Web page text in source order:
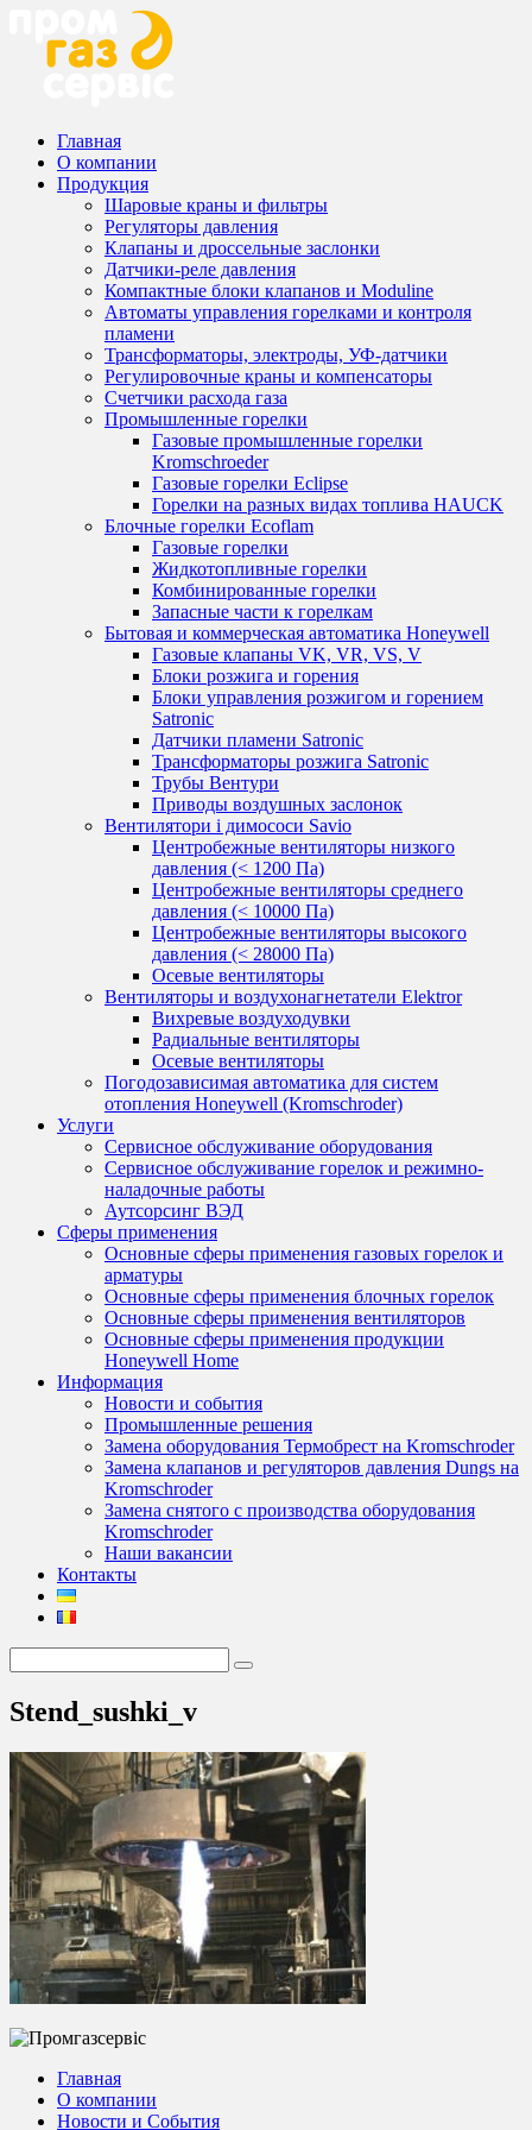
Главная
О компании
Продукция
Шаровые краны и фильтры
Регуляторы давления
Клапаны и дроссельные заслонки
Датчики-реле давления
Компактные блоки клапанов и Moduline
Автоматы управления горелками и контроля
пламени
Трансформаторы, электроды, УФ-датчики
Регулировочные краны и компенсаторы
Счетчики расхода газа
Промышленные горелки
Газовые промышленные горелки
Kromschroeder
Газовые горелки Eclipse
Горелки на разных видах топлива HAUCK
Блочные горелки Ecoflam
Газовые горелки
Жидкотопливные горелки
Комбинированные горелки
Запасные части к горелкам
Бытовая и коммерческая автоматика Honeywell
Газовые клапаны VK, VR, VS, V
Блоки розжига и горения
Блоки управления розжигом и горением
Satronic
Датчики пламени Satronic
Трансформаторы розжига Satronic
Трубы Вентури
Приводы воздушных заслонок
Вентилятори і димососи Savio
Центробежные вентиляторы низкого
давления (< 1200 Па)
Центробежные вентиляторы среднего
давления (< 10000 Па)
Центробежные вентиляторы высокого
давления (< 28000 Па)
Осевые вентиляторы
Вентиляторы и воздухонагнетатели Elektror
Вихревые воздуходувки
Радиальные вентиляторы
Осевые вентиляторы
Погодозависимая автоматика для систем
отопления Honeywell (Kromschroder)
Услуги
Сервисное обслуживание оборудования
Сервисное обслуживание горелок и режимно-
наладочные работы
Аутсорсинг ВЭД
Сферы применения
Основные сферы применения газовых горелок и
арматуры
Основные сферы применения блочных горелок
Основные сферы применения вентиляторов
Основные сферы применения продукции
Honeywell Home
Информация
Новости и события
Промышленные решения
Замена оборудования Термобрест на Kromschroder
Замена клапанов и регуляторов давления Dungs на
Kromschroder
Замена снятого с производства оборудования
Kromschroder
Наши вакансии
Контакты
Stend_sushki_v
Главная
О компании
Новости и События